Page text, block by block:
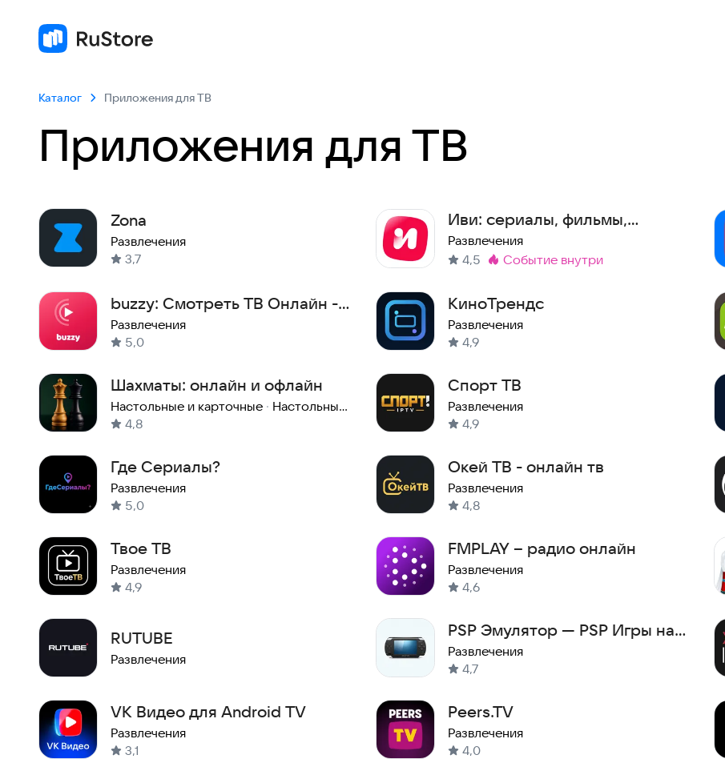
Каталог Приложения для ТВ
Приложения для ТВ
Zona
Развлечения
3,7
Иви: сериалы, фильмы,
мультики, ТВ и спорт
Развлечения
4,5
Метка:
событие внутри
buzzy: Смотреть ТВ Онлайн -
фильмы, сериалы, спорт
Развлечения
5,0
КиноТрендс
Развлечения
4,9
Шахматы: онлайн и офлайн
Настольные и карточные · Настольные игры
4,8
Спорт ТВ
Развлечения
4,9
Где Сериалы?
Развлечения
5,0
Окей ТВ - онлайн тв
Развлечения
4,8
Твое ТВ
Развлечения
4,9
FMPLAY – радио онлайн
Развлечения
4,6
RUTUBE
Развлечения
PSP Эмулятор — PSP Игры на
русском для Android
Развлечения
4,7
VK Видео для Android TV
Развлечения
3,1
Peers.TV
Развлечения
4,0